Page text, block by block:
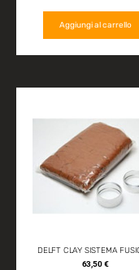
Aggiungi al carrello
DELFT CLAY SISTEMA
63,50€